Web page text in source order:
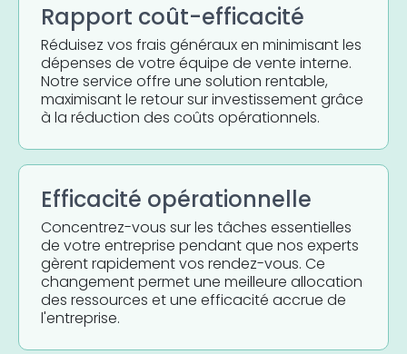
Rapport coût-efficacité
Réduisez vos frais généraux en minimisant les
dépenses de votre équipe de vente interne.
Notre service offre une solution rentable,
maximisant le retour sur investissement grâce
à la réduction des coûts opérationnels.
Efficacité opérationnelle
Concentrez-vous sur les tâches essentielles
de votre entreprise pendant que nos experts
gèrent rapidement vos rendez-vous. Ce
changement permet une meilleure allocation
des ressources et une efficacité accrue de
l'entreprise.